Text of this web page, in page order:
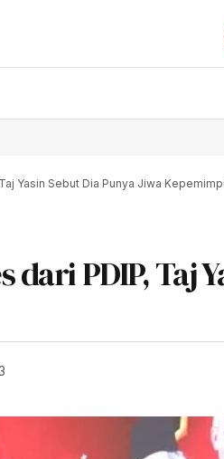
Yasin Sebut Dia Punya Jiwa
PDIP, Taj